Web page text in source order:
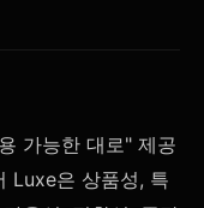
가능한 대로" 제공
Luxe은 상품성, 특